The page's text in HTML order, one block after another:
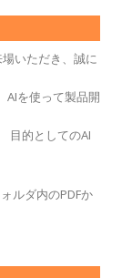
場いただき、誠に
AIを使って製品開
目的としてのAI
ルダ内のPDFか